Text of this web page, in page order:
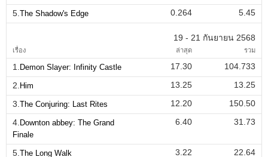
5. The Shadow's Edge 0.264 5.45
19 - 21 กันยายน 2568
เรื่อง ล่าสุด รวม
1. Demon Slayer: Infinity Castle 17.30
104.733
2. Him 13.25
13.25
3. The Conjuring: Last Rites 12.20
150.50
4. Downton abbey: The Grand
Finale
6.40 31.73
5. The Long Walk 3.22 22.64